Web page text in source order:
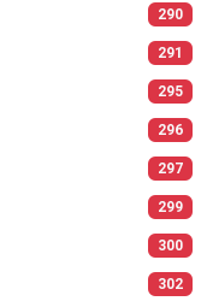
290
291
295
296
297
299
300
302